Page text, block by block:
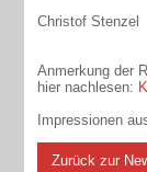
Christof Stenzel
Anmerkung der
hier nachlesen:
Impressionen
Zurück zur